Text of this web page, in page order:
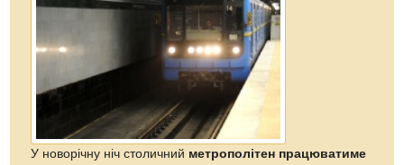
У новорічну ніч столичний метрополітен працюватиме